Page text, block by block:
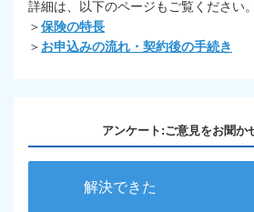
詳細は、以下のページもご覧ください。
＞保険の特長
＞ お申込みの流れ・契約後の手続き
アンケート:ご意見をお聞か
解決できた